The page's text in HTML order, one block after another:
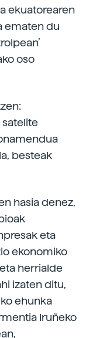
ekuatorearen
ematen du
oso
besteak
hasia denez,
eta
ekonomiko
herrialde
izaten ditu,
ehunka
Iruñeko